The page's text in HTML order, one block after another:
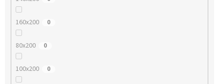
160x200 0
80x200 0
100x200 0